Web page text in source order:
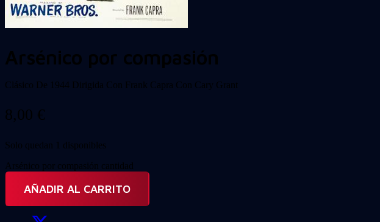
Arsénico por compasión
Clásico De 1944 Dirigida Con Frank Capra Con Cary Grant
8,00 €
Solo quedan 1 disponibles
Arsénico por compasión cantidad
AÑADIR AL CARRITO